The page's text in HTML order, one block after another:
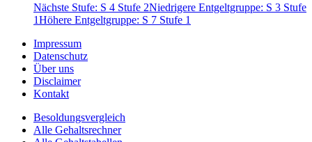
Nächste Stufe: S 4 Stufe 2Niedrigere Entgeltgruppe: S 3 Stufe
1Höhere Entgeltgruppe: S 7 Stufe 1
Impressum
Datenschutz
Über uns
Disclaimer
Kontakt
Besoldungsvergleich
Alle Gehaltsrechner